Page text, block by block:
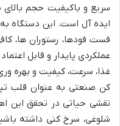
سریع و باکیفیت حجم بالای
ایده آل است. این دستگاه
فست فودها، رستوران ها،
عملکردی پایدار و قابل
غذا، سرعت، کیفیت و بهره
کن صنعتی به عنوان قلب
نقشی حیاتی در تحقق این
شلوغی، سرخ کنی داشته